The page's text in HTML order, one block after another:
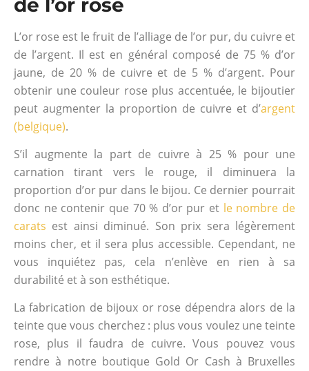
L’or rose est le fruit de l’alliage de l’or pur, du cuivre et
de l’argent. Il est en général composé de 75 % d’or
jaune, de 20 % de cuivre et de 5 % d’argent. Pour
obtenir une couleur rose plus accentuée, le bijoutier
peut augmenter la proportion de cuivre et d’argent
(belgique).
S’il augmente la part de cuivre à 25 % pour une
carnation tirant vers le rouge, il diminuera la
proportion d’or pur dans le bijou. Ce dernier pourrait
donc ne contenir que 70 % d’or pur et le nombre de
carats est ainsi diminué. Son prix sera légèrement
moins cher, et il sera plus accessible. Cependant, ne
vous inquiétez pas, cela n’enlève en rien à sa
durabilité et à son esthétique.
La fabrication de bijoux or rose dépendra alors de la
teinte que vous cherchez : plus vous voulez une teinte
rose, plus il faudra de cuivre. Vous pouvez vous
rendre à notre boutique Gold Or Cash à Bruxelles